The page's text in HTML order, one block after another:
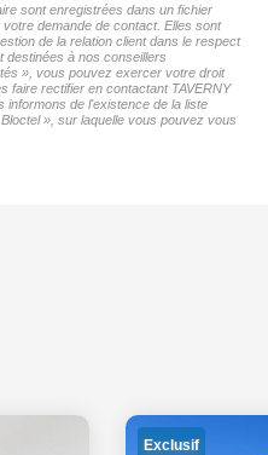
sont enregistrées dans un fichier
demande de contact. Elles sont
de la relation client dans le respect
destinées à nos conseillers
», vous pouvez exercer votre droit
faire rectifier en contactant TAVERNY
informons de l'existence de la liste
», sur laquelle vous pouvez vous
Exclusif